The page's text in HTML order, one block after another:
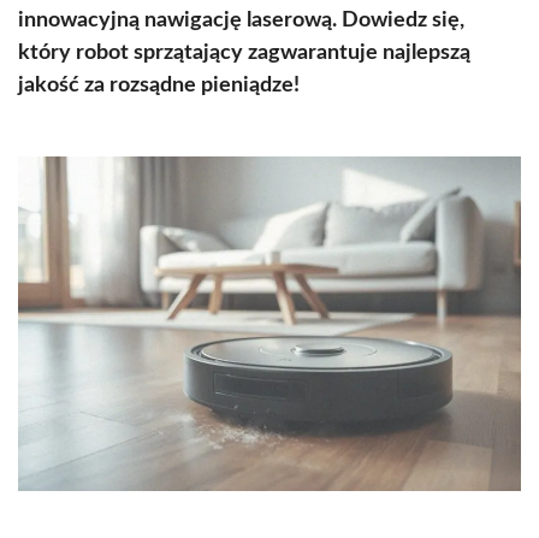
innowacyjną nawigację laserową. Dowiedz się,
który robot sprzątający zagwarantuje najlepszą
jakość za rozsądne pieniądze!